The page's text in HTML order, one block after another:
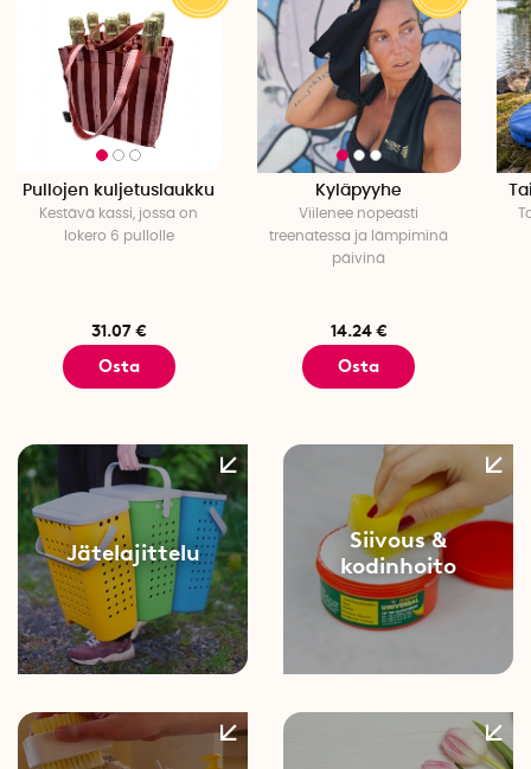
Pullojen kuljetuslaukku
Kestävä kassi, jossa on
lokero 6 pullolle
31.07 €
Osta
Kyläpyyhe
Viilenee nopeasti
treenatessa ja lämpiminä
päivinä
14.24 €
Osta
Jätelajittelu
Siivous &
kodinhoito